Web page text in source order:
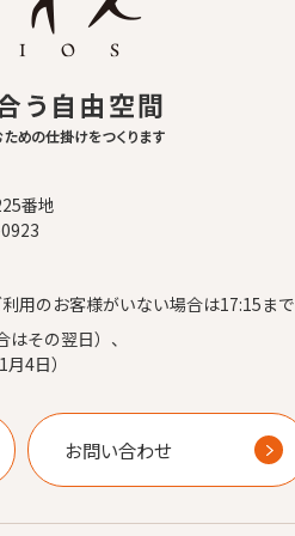
番地
用のお客様がいない場合は17:15まで
その翌日）、
4日）
お問い合わせ